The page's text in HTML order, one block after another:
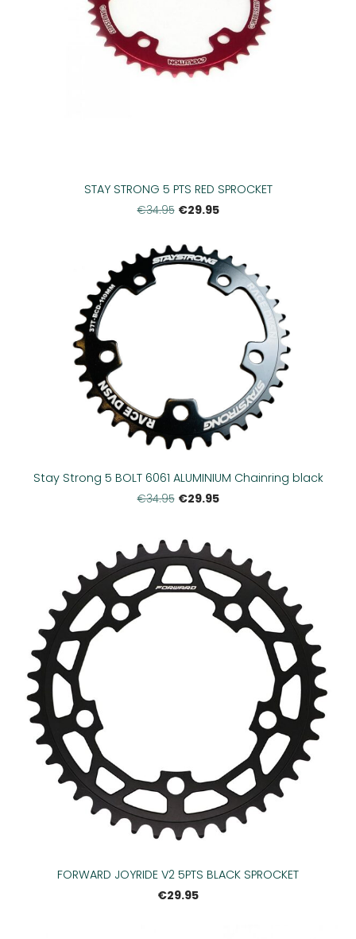
STAY STRONG 5 PTS RED SPROCKET
€34.95 €29.95
Stay Strong 5 BOLT 6061 ALUMINIUM Chainring black
€34.95 €29.95
FORWARD JOYRIDE V2 5PTS BLACK SPROCKET
€29.95